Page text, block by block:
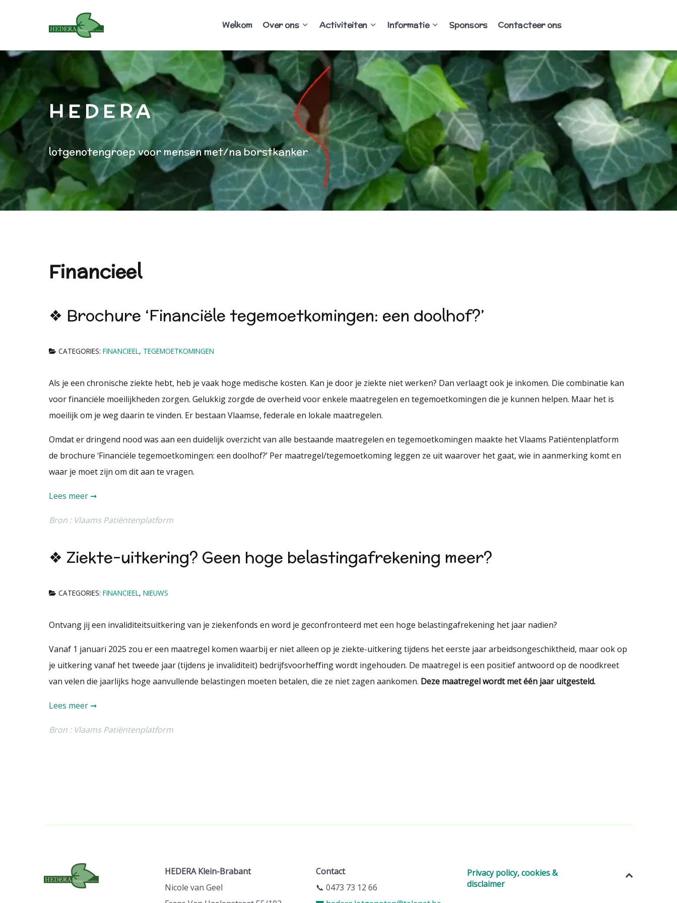
Welkom Over ons Activiteiten Informatie Sponsors Contacteer ons
H E D E R A
lotgenotengroep voor mensen met/na borstkanker
Financieel
❖ Brochure ‘Financiële tegemoetkomingen: een doolhof?’
CATEGORIES: FINANCIEEL, TEGEMOETKOMINGEN
Als je een chronische ziekte hebt, heb je vaak hoge medische kosten. Kan je door je ziekte niet werken? Dan verlaagt ook je inkomen. Die combinatie kan
voor financiële moeilijkheden zorgen. Gelukkig zorgde de overheid voor enkele maatregelen en tegemoetkomingen die je kunnen helpen. Maar het is
moeilijk om je weg daarin te vinden. Er bestaan Vlaamse, federale en lokale maatregelen.
Omdat er dringend nood was aan een duidelijk overzicht van alle bestaande maatregelen en tegemoetkomingen maakte het Vlaams Patiëntenplatform
de brochure ‘Financiële tegemoetkomingen: een doolhof?’ Per maatregel/tegemoetkoming leggen ze uit waarover het gaat, wie in aanmerking komt en
waar je moet zijn om dit aan te vragen.
Lees meer ➞
Bron : Vlaams Patiëntenplatform
❖ Ziekte-uitkering? Geen hoge belastingafrekening meer?
CATEGORIES: FINANCIEEL, NIEUWS
Ontvang jij een invaliditeitsuitkering van je ziekenfonds en word je geconfronteerd met een hoge belastingafrekening het jaar nadien?
Vanaf 1 januari 2025 zou er een maatregel komen waarbij er niet alleen op je ziekte-uitkering tijdens het eerste jaar arbeidsongeschiktheid, maar ook op
je uitkering vanaf het tweede jaar (tijdens je invaliditeit) bedrijfsvoorheffing wordt ingehouden. De maatregel is een positief antwoord op de noodkreet
van velen die jaarlijks hoge aanvullende belastingen moeten betalen, die ze niet zagen aankomen. Deze maatregel wordt met één jaar uitgesteld.
Lees meer ➞
Bron : Vlaams Patiëntenplatform
HEDERA Klein-Brabant
Nicole van Geel
Contact
📞 0473 73 12 66
Privacy policy, cookies &
disclaimer